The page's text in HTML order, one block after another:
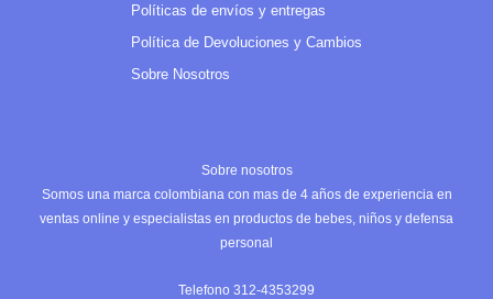
Políticas de envíos y entregas
Política de Devoluciones y Cambios
Sobre Nosotros
Sobre nosotros
Somos una marca colombiana con mas de 4 años de experiencia en
ventas online y especialistas en productos de bebes, niños y defensa
personal
Telefono 312-4353299